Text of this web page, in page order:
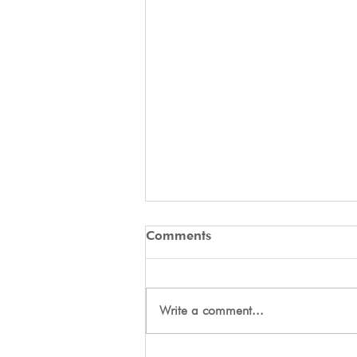
Tryout Courses
Comments
Write a comment...